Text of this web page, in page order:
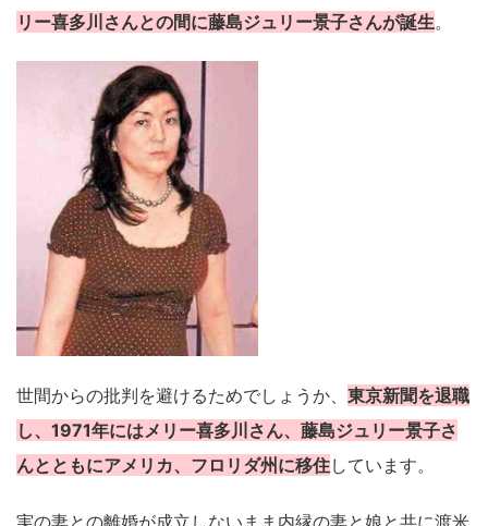
リー喜多川さんとの間に藤島ジュリー景子さんが誕生。
世間からの批判を避けるためでしょうか、 東京新聞を退職
し、1971年にはメリー喜多川さん、藤島ジュリー景子さ
んとともにアメリカ、フロリダ州に移住しています。
実の妻との離婚が成立しないまま内縁の妻と娘と共に渡米